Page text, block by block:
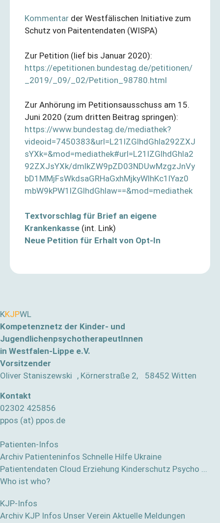
Kommentar der Westfälischen Initiative zum
Schutz von Paitentendaten (WISPA)
Zur Petition (lief bis Januar 2020):
https://epetitionen.bundestag.de/petitionen/
_2019/_09/_02/Petition_98780.html
Zur Anhörung im Petitionsausschuss am 15.
Juni 2020 (zum dritten Beitrag springen):
https://www.bundestag.de/mediathek?
videoid=7450383&url=L21lZGlhdGhla292ZXJ
sYXk=&mod=mediathek#url=L21lZGlhdGhla2
92ZXJsYXk/dmlkZW9pZD03NDUwMzgzJnVy
bD1MMjFsWkdsaGRHaGxhMjkyWlhKc1lYaz0
mbW9kPW1lZGlhdGhlaw==&mod=mediathek
Textvorschlag für Brief an eigene
Krankenkasse (int. Link)
Neue Petition für Erhalt von Opt-In
KKJPWL
Kompetenznetz der Kinder- und
JugendlichenpsychotherapeutInnen
in Westfalen-Lippe e.V.
Vorsitzender
Oliver Staniszewski , Körnerstraße 2, 58452 Witten
Kontakt
02302 425856
ppos (at) ppos.de
Patienten-Infos
Archiv Patienteninfos Schnelle Hilfe Ukraine
Patientendaten Cloud Erziehung Kinderschutz Psycho ...
Who ist who?
KJP-Infos
Archiv KJP Infos Unser Verein Aktuelle Meldungen